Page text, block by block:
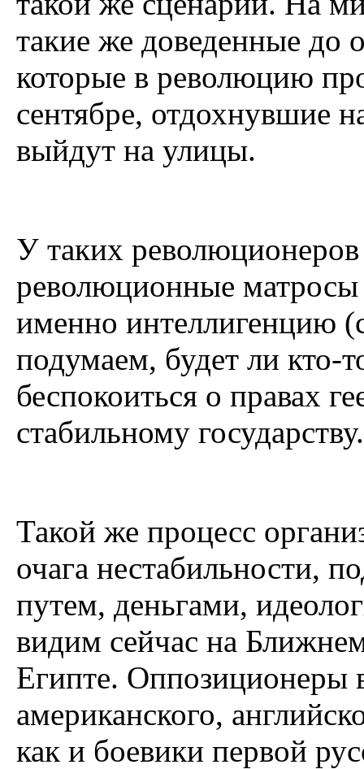
такие же доведенные до
которые в революцию
сентябре, отдохнувшие
выйдут на улицы.
У таких революционеров
революционные
именно интеллигенцию
подумаем, будет ли кто-
беспокоиться о правах
стабильному
Такой же процесс
очага нестабильности,
путем, деньгами,
видим сейчас на
Египте.
американского,
как и боевики первой